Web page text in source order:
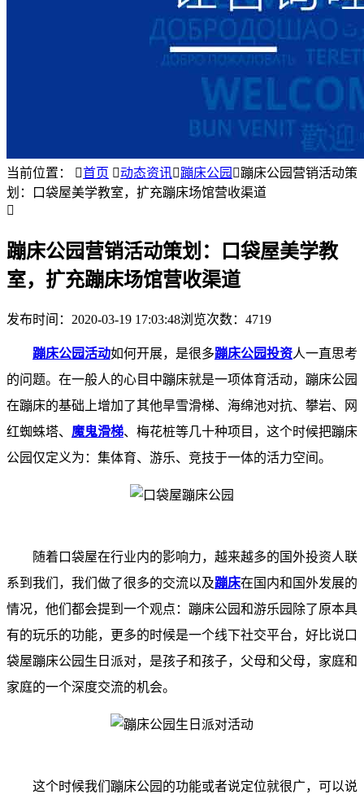
当前位置： 首页 动态资讯蹦床公园 蹦床公园营销活动策
划：口袋屋美学教室，扩充蹦床场馆营收渠道

蹦床公园营销活动策划：口袋屋美学教
室，扩充蹦床场馆营收渠道
发布时间： 2020-03-19 17:03:48浏览次数：4719
蹦床公园活动如何开展，是很多蹦床公园投资人一直思考
的问题。在一般人的心目中蹦床就是一项体育活动，蹦床公园
在蹦床的基础上增加了其他旱雪滑梯、海绵池对抗、攀岩、网
红蜘蛛塔、 魔鬼滑梯、梅花桩等几十种项目，这个时候把蹦床
公园仅定义为：集体育、游乐、竞技于一体的活力空间。
随着口袋屋在行业内的影响力，越来越多的国外投资人联
系到我们，我们做了很多的交流以及蹦床在国内和国外发展的
情况，他们都会提到一个观点：蹦床公园和游乐园除了原本具
有的玩乐的功能，更多的时候是一个线下社交平台，好比说口
袋屋蹦床公园生日派对，是孩子和孩子，父母和父母，家庭和
家庭的一个深度交流的机会。
这个时候我们蹦床公园的功能或者说定位就很广，可以说